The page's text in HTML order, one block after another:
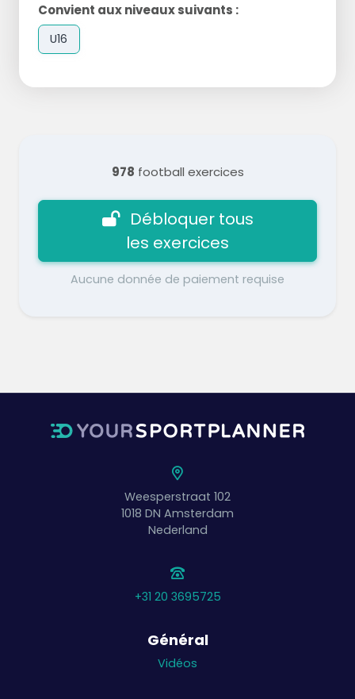
Convient aux niveaux suivants :
U16
978 football exercices
Débloquer tous
les exercices
Aucune donnée de paiement requise
Weesperstraat 102
1018 DN Amsterdam
Nederland
+31 20 3695725
Général
Vidéos